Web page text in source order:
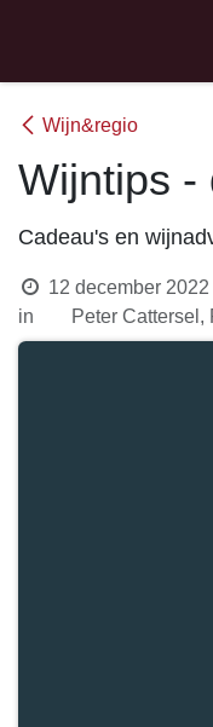
Wijn&regio
Wijntips -
Cadeau's en
12 december 2022
in
Peter Cattersel,